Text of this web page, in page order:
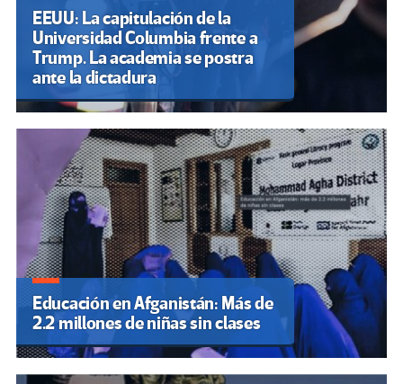
EEUU: La capitulación de la
Universidad Columbia frente a
Trump. La academia se postra
ante la dictadura
Educación en Afganistán: Más de
2.2 millones de niñas sin clases